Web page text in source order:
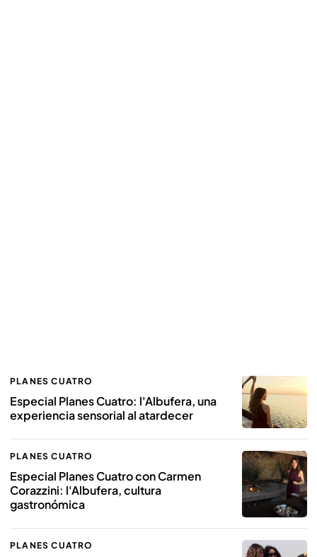
PLANES CUATRO
Especial Planes Cuatro: l'Albufera, una
experiencia sensorial al atardecer
PLANES CUATRO
Especial Planes Cuatro con Carmen
Corazzini: l'Albufera, cultura
gastronómica
PLANES CUATRO